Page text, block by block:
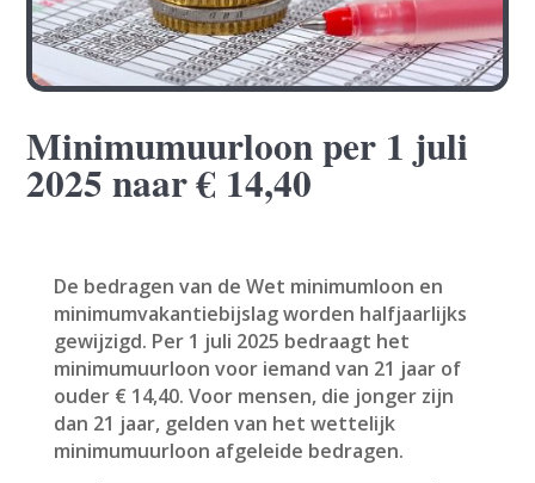
Minimumuurloon per 1 juli
2025 naar € 14,40
De bedragen van de Wet minimumloon en
minimumvakantiebijslag worden halfjaarlijks
gewijzigd. Per 1 juli 2025 bedraagt het
minimumuurloon voor iemand van 21 jaar of
ouder € 14,40. Voor mensen, die jonger zijn
dan 21 jaar, gelden van het wettelijk
minimumuurloon afgeleide bedragen.